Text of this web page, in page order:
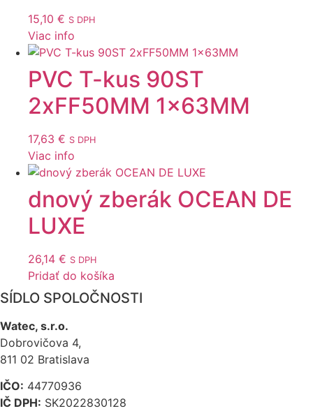
15,10 € S DPH
Viac info
PVC T-kus 90ST
2xFF50MM 1x63MM
17,63 € S DPH
Viac info
dnový zberák OCEAN DE
LUXE
26,14 € S DPH
Pridať do košíka
SÍDLO SPOLOČNOSTI
Watec, s.r.o.
Dobrovičova 4,
811 02 Bratislava
IČO: 44770936
IČ DPH: SK2022830128